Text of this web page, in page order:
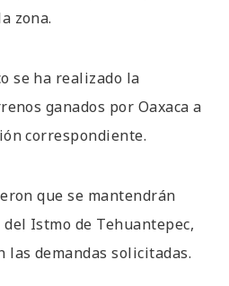
zona.
se ha realizado la
ganados por Oaxaca a
correspondiente.
que se mantendrán
Istmo de Tehuantepec,
las demandas solicitadas.